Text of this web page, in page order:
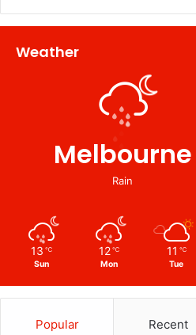
Weather
Melbourne
Rain
13 ℃
Sun
12 ℃
Mon
11 ℃
Tue
Popular Recent